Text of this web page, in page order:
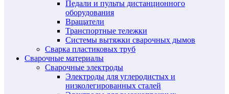
Педали и пульты дистанционного
оборудования
Вращатели
Транспортные тележки
Системы вытяжки сварочных дымов
Сварка пластиковых труб
Сварочные материалы
Сварочные электроды
Электроды для углеродистых и
низколегированных сталей